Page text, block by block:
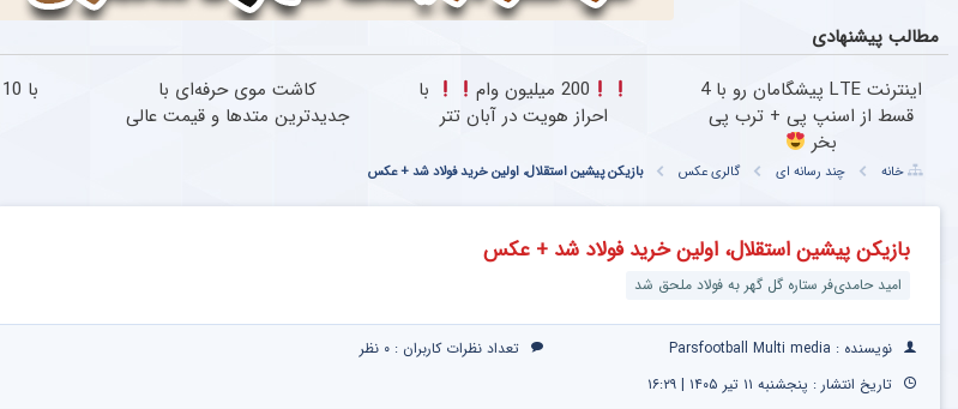
مطالب پیشنهادی
اینترنت LTE پیشگامان رو با 4
قسط از اسنپ پی + ترب پی
بخر
200 میلیون وام
با
احراز هویت در آبان تتر
کاشت موی حرفه‌ای با
جدیدترین متدها و قیمت عالی
خانه چند رسانه ای گالری عکس بازیکن پیشین استقلال، اولین خرید فولاد شد + عکس
بازیکن پیشین استقلال، اولین خرید فولاد شد + عکس
امید حامدی‌فر ستاره گل گهر به فولاد ملحق شد
نویسنده : Parsfootball Multi media تعداد نظرات کاربران : ۰ نظر
تاریخ انتشار : پنجشنبه ۱۱ تیر ۱۴۰۵ | ۱۶:۲۹